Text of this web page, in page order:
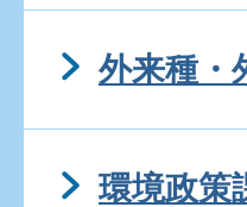
外来種・
環境政策